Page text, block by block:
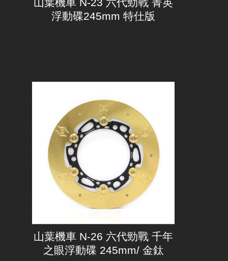
浮動碟245mm 特仕版
山葉機車 N-26 六代勁戰 千年
之眼浮動碟 245mm/ 金鈦